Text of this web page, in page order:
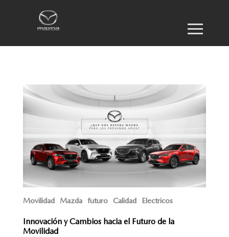
Movilidad Mazda futuro Calidad Electricos
Innovación y Cambios hacia el Futuro de la
Movilidad